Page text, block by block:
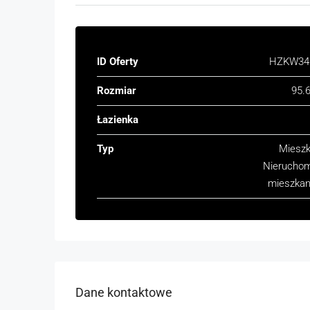
ID Oferty
Rozmiar
Łazienka
Typ
Dane kontaktowe